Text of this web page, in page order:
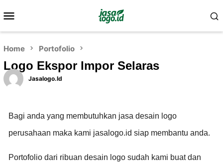
Home Portofolio
Logo Ekspor Impor Selaras
Jasalogo.id
Bagi anda yang membutuhkan jasa desain logo
perusahaan maka kami jasalogo.id siap membantu anda.
Portofolio dari ribuan desain logo sudah kami buat dan